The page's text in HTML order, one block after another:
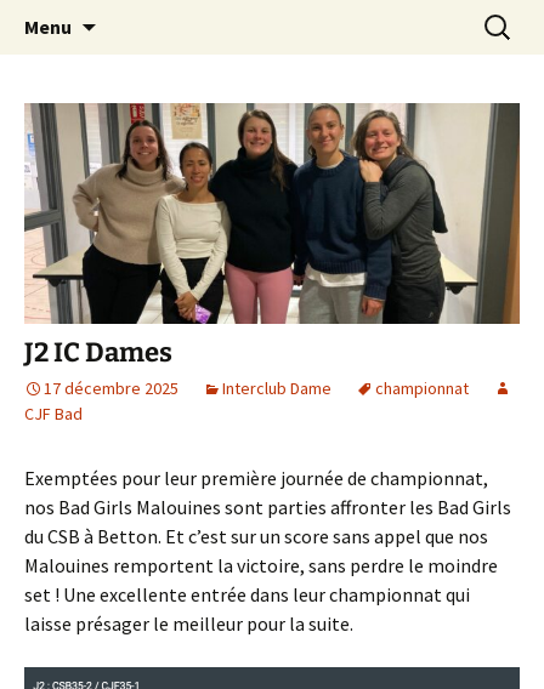
CJF Badminton
En loisir ou en compétition … à Saint-Malo !
Menu
J2 IC Dames
17 décembre 2025 Interclub Dame
championnat
CJF Bad
Exemptées pour leur première journée de championnat,
nos Bad Girls Malouines sont parties affronter les Bad Girls
du CSB à Betton. Et c’est sur un score sans appel que nos
Malouines remportent la victoire, sans perdre le moindre
set ! Une excellente entrée dans leur championnat qui
laisse présager le meilleur pour la suite.